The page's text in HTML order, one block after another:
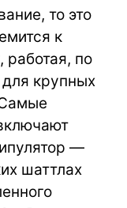
то это
к
работая, по
крупных
—
шаттлах